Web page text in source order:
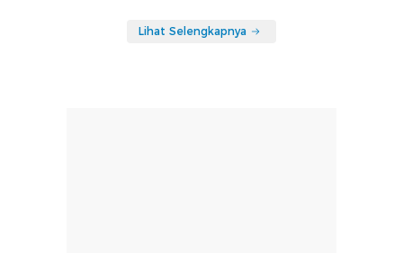
Lihat Selengkapnya